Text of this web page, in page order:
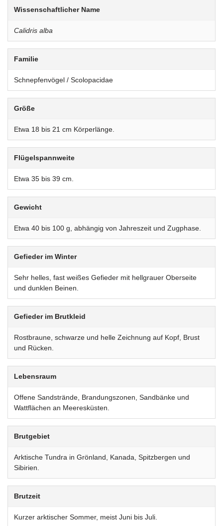
Wissenschaftlicher Name
Calidris alba
Familie
Schnepfenvögel / Scolopacidae
Größe
Etwa 18 bis 21 cm Körperlänge.
Flügelspannweite
Etwa 35 bis 39 cm.
Gewicht
Etwa 40 bis 100 g, abhängig von Jahreszeit und Zugphase.
Gefieder im Winter
Sehr helles, fast weißes Gefieder mit hellgrauer Oberseite
und dunklen Beinen.
Gefieder im Brutkleid
Rostbraune, schwarze und helle Zeichnung auf Kopf, Brust
und Rücken.
Lebensraum
Offene Sandstrände, Brandungszonen, Sandbänke und
Wattflächen an Meeresküsten.
Brutgebiet
Arktische Tundra in Grönland, Kanada, Spitzbergen und
Sibirien.
Brutzeit
Kurzer arktischer Sommer, meist Juni bis Juli.